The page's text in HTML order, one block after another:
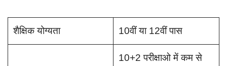
शैक्षिक योग्यता 10वीं या 12वीं पास
10+2 परीक्षाओ में कम से